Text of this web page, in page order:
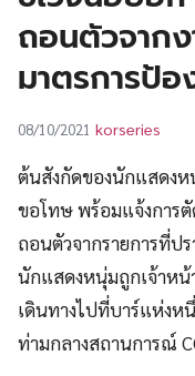
ถอนตัวจาก
มาตรการป้อ
08/10/2021 korseries
ต้นสังกัดของนักแสดง
ขอโทษ พร้อมแจ้งการ
ถอนตัวจากรายการที่ป
นักแสดงหนุ่มถูกเจ้าหน้
เดินทางไปที่บาร์แห่งห
ท่ามกลางสถานการณ์